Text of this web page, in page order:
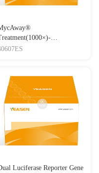
Elimination
Luciferase Reporter Gene